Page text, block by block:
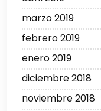
marzo 2019
febrero 2019
enero 2019
diciembre 2018
noviembre 2018